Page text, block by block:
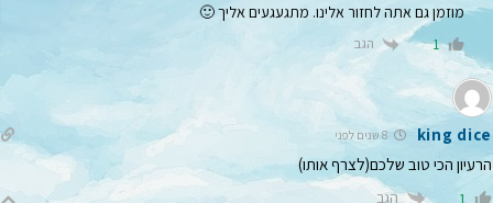
מוזמן גם אתה לחזור אלינו. מתגעגעים אליך 🙂
1 הגב
king dice 8 שנים לפני
הרעיון הכי טוב שלכם(לצרף אותו)
1 הגב